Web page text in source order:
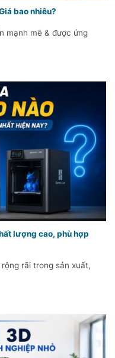
bao nhiêu?
mạnh mẽ & được ứng
lượng cao, phù hợp
rãi trong sản xuất,